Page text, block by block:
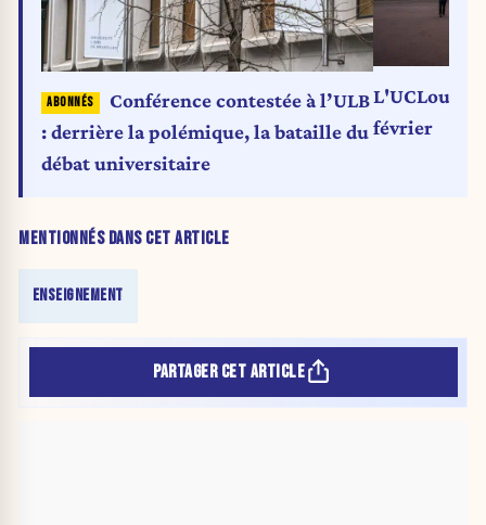
MENTIONNÉS DANS CET ARTICLE
ENSEIGNEMENT
Conférence contestée à l’ULB
: derrière la polémique, la bataille du
débat universitaire
février
PARTAGER CET ARTICLE